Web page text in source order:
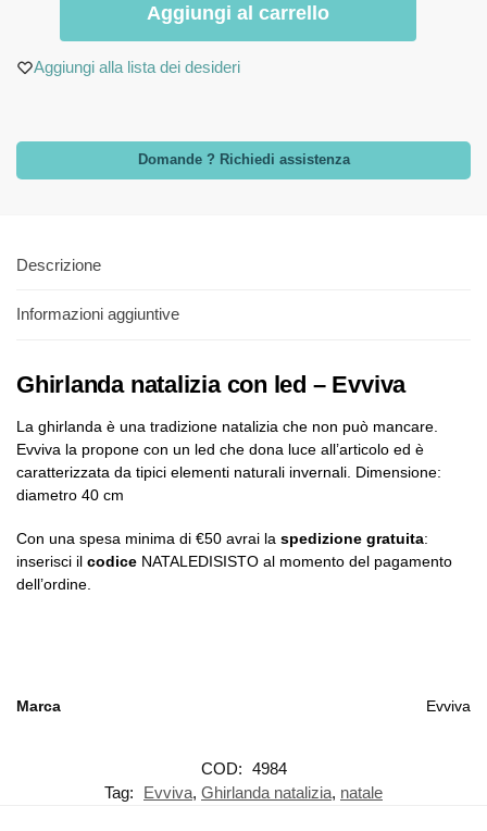
Aggiungi al carrello
Aggiungi alla lista dei desideri
Domande ? Richiedi assistenza
Descrizione
Informazioni aggiuntive
Ghirlanda natalizia con led – Evviva
La ghirlanda è una tradizione natalizia che non può mancare.
Evviva la propone con un led che dona luce all’articolo ed è
caratterizzata da tipici elementi naturali invernali. Dimensione:
diametro 40 cm
Con una spesa minima di €50 avrai la spedizione gratuita:
inserisci il codice NATALEDISISTO al momento del pagamento
dell’ordine.
Marca Evviva
COD: 4984
Tag:
Evviva, Ghirlanda natalizia, natale